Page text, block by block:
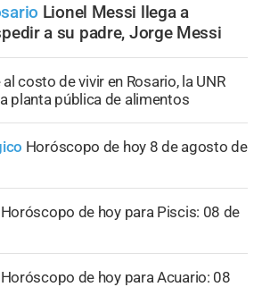
Lionel Messi llega a
a su padre, Jorge Messi
al costo de vivir en Rosario, la UNR
planta pública de alimentos
Horóscopo de hoy 8 de agosto de
Horóscopo de hoy para Piscis: 08 de
Horóscopo de hoy para Acuario: 08